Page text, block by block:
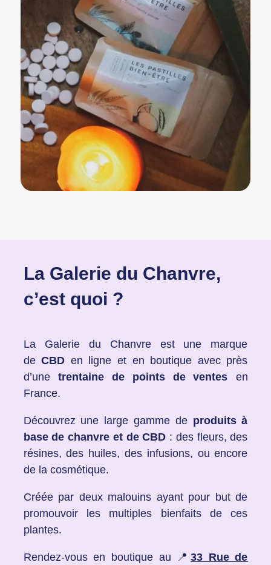
La Galerie du Chanvre,
c’est quoi ?
La Galerie du Chanvre
est une marque
de CBD en ligne et en boutique avec près
d’une
trentaine de points de ventes
en
France.
Découvrez une large gamme de produits à
base de chanvre et de CBD : des fleurs, des
résines, des huiles, des infusions, ou encore
de la cosmétique.
Créée par deux malouins ayant pour but de
promouvoir les multiples bienfaits de ces
plantes.
Rendez-vous en boutique au 📍33 Rue de